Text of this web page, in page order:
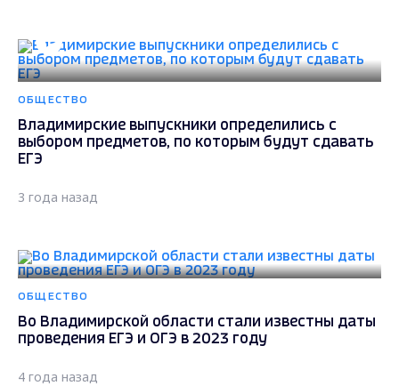
ОБЩЕСТВО
Владимирские выпускники определились с
выбором предметов, по которым будут сдавать
ЕГЭ
3 года назад
ОБЩЕСТВО
Во Владимирской области стали известны даты
проведения ЕГЭ и ОГЭ в 2023 году
4 года назад